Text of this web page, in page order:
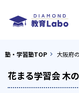
塾・学習塾TOP 大阪府
花まる学習会 木